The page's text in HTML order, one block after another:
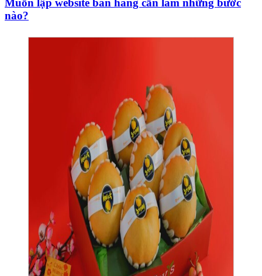
Muốn lập website bán hàng cần làm những bước
nào?